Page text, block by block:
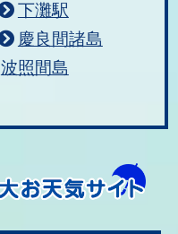
下灘駅
慶良間諸島
波照間島